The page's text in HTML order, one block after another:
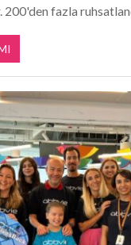
200'den fazla